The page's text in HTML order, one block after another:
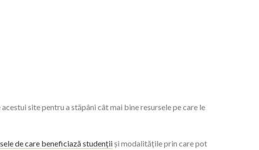
site pentru a stăpâni cât mai bine resursele pe care le
de care beneficiază studențiiși modalitățile prin care pot